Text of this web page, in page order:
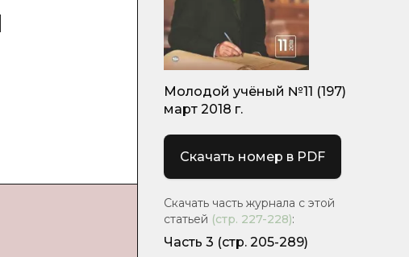
Молодой учёный №11 (197)
март 2018 г.
Скачать номер в PDF
Скачать часть журнала с этой
статьей (стр. 227-228):
Часть 3 (стр. 205-289)